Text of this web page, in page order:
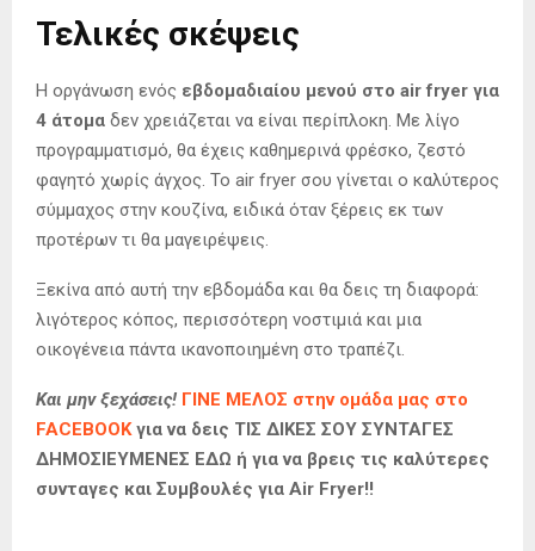
Τελικές σκέψεις
Η οργάνωση ενός εβδομαδιαίου μενού στο air fryer για
4 άτομα δεν χρειάζεται να είναι περίπλοκη. Με λίγο
προγραμματισμό, θα έχεις καθημερινά φρέσκο, ζεστό
φαγητό χωρίς άγχος. Το air fryer σου γίνεται ο καλύτερος
σύμμαχος στην κουζίνα, ειδικά όταν ξέρεις εκ των
προτέρων τι θα μαγειρέψεις.
Ξεκίνα από αυτή την εβδομάδα και θα δεις τη διαφορά:
λιγότερος κόπος, περισσότερη νοστιμιά και μια
οικογένεια πάντα ικανοποιημένη στο τραπέζι.
Και μην ξεχάσεις! ΓΙΝΕ ΜΕΛΟΣ στην ομάδα μας στο
FACEBOOKγια να δεις ΤΙΣ ΔΙΚΕΣ ΣΟΥ ΣΥΝΤΑΓΕΣ
ΔΗΜΟΣΙΕΥΜΕΝΕΣ ΕΔΩ ή για να βρεις τις καλύτερες
συνταγες και Συμβουλές για Air Fryer!!